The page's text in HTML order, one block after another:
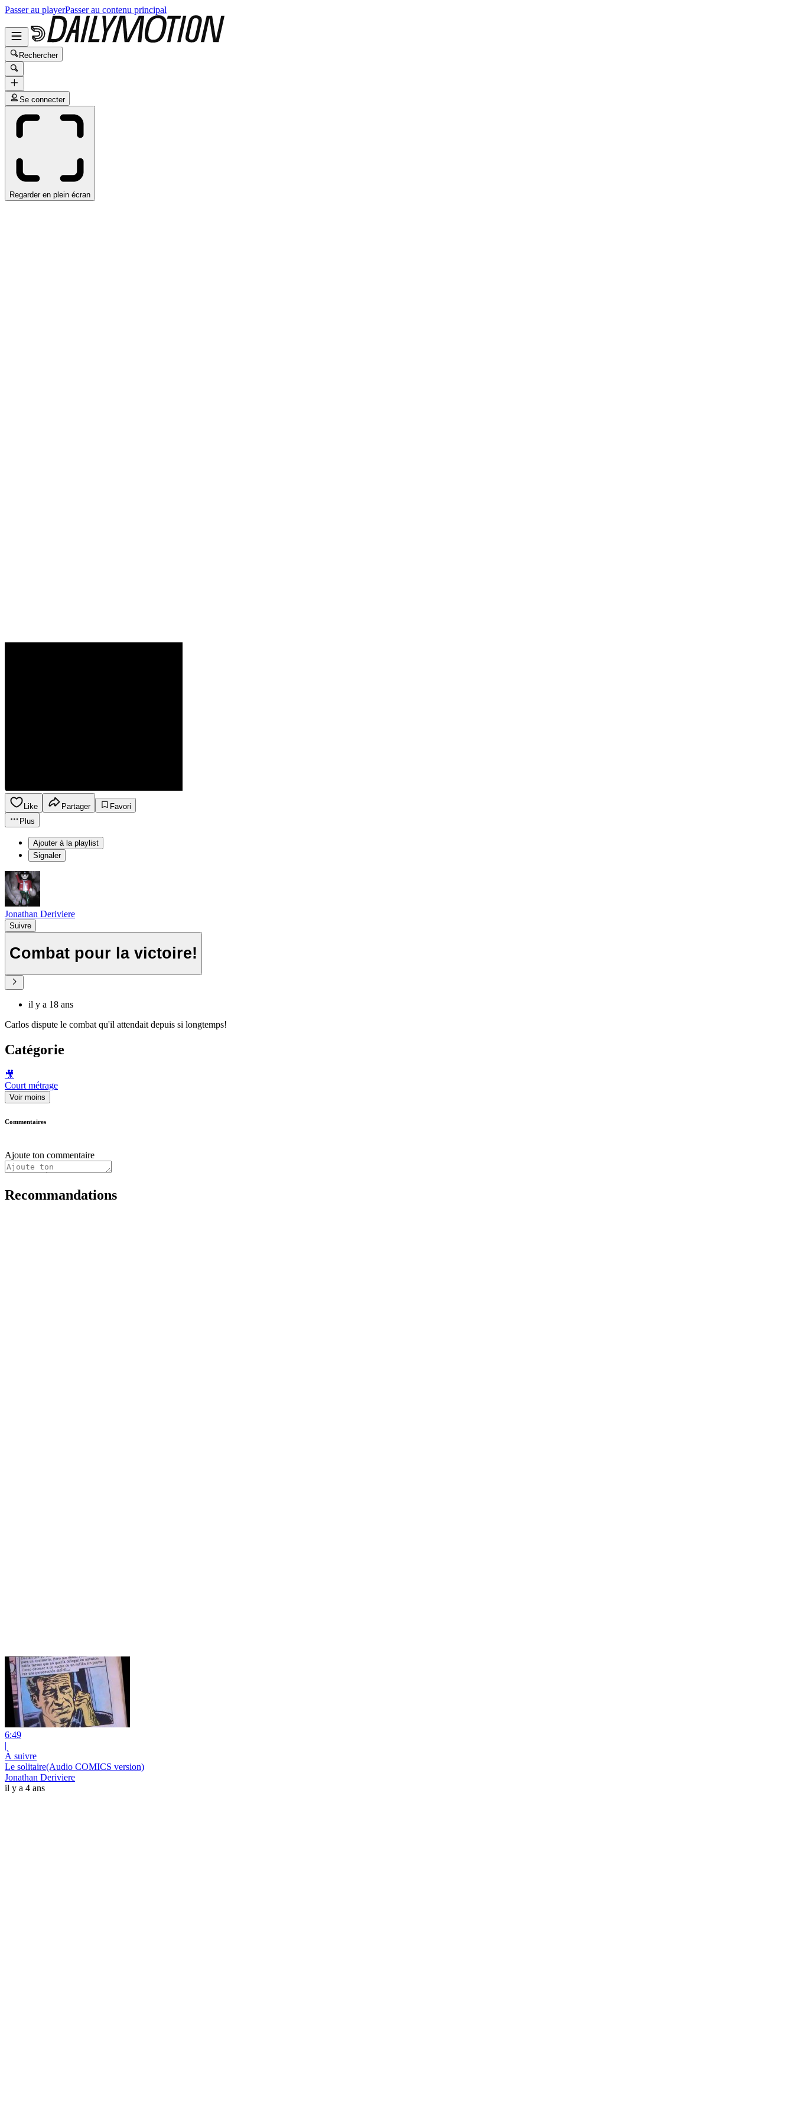
Passer au playerPasser au contenu principal
Rechercher
Se connecter
Regarder en plein écran
Like Partager
Favori
Plus
Ajouter à la playlist
Signaler
Jonathan Deriviere
Suivre
Combat pour la victoire!
il y a 18 ans
Carlos dispute le combat qu'il attendait depuis si longtemps!
Catégorie
🎥
Court métrage
Voir moins
Commentaires
Ajoute ton commentaire
Recommandations
6:49
|
À suivre
Le solitaire(Audio COMICS version)
Jonathan Deriviere
il y a 4 ans